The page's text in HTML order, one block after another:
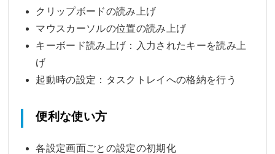
クリップボードの読み上げ
マウスカーソルの位置の読み上げ
キーボード読み上げ：入力されたキーを読み上
げ
起動時の設定：タスクトレイへの格納を行う
便利な使い方
各設定画面ごとの設定の初期化